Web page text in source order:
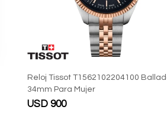
Reloj Tissot T1562102204100
34mm Para Mujer
USD 900